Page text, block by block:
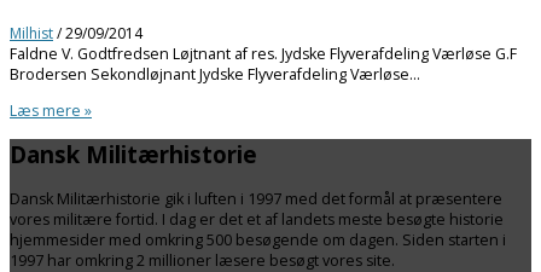
Milhist/29/09/2014
Faldne V. Godtfredsen Løjtnant af res. Jydske Flyverafdeling Værløse G.F
Brodersen Sekondløjnant Jydske Flyverafdeling Værløse…
Læs mere »
Dansk Militærhistorie
Dansk Militærhistorie gik i luften i 1997 med det formål at præsentere
vores militære fortid. I dag er det et af landets meste besøgte historie
hjemmesider med omkring 500 besøgende om dagen. Siden starten i
1997 har omkring 2 millioner læsere besøgt vores site.